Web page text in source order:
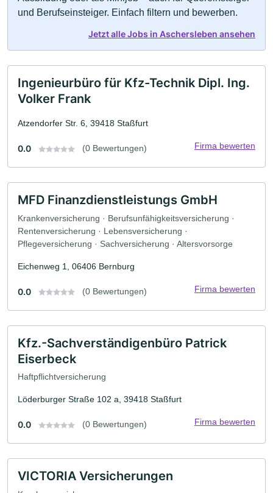
und Berufseinsteiger. Einfach filtern und bewerben.
Jetzt alle Jobs in Aschersleben ansehen
Ingenieurbüro für Kfz-Technik Dipl. Ing.
Volker Frank
Atzendorfer Str. 6, 39418 Staßfurt
0.0 (0 Bewertungen) Firma bewerten
MFD Finanzdienstleistungs GmbH
Krankenversicherung · Berufsunfähigkeitsversicherung ·
Rentenversicherung · Lebensversicherung ·
Pflegeversicherung · Sachversicherung · Altersvorsorge
Eichenweg 1, 06406 Bernburg
0.0 (0 Bewertungen) Firma bewerten
Kfz.-Sachverständigenbüro Patrick
Eiserbeck
Haftpflichtversicherung
Löderburger Straße 102 a, 39418 Staßfurt
0.0 (0 Bewertungen) Firma bewerten
VICTORIA Versicherungen